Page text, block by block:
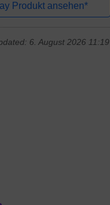
Produkt ansehen*
6. August 2026 11:19